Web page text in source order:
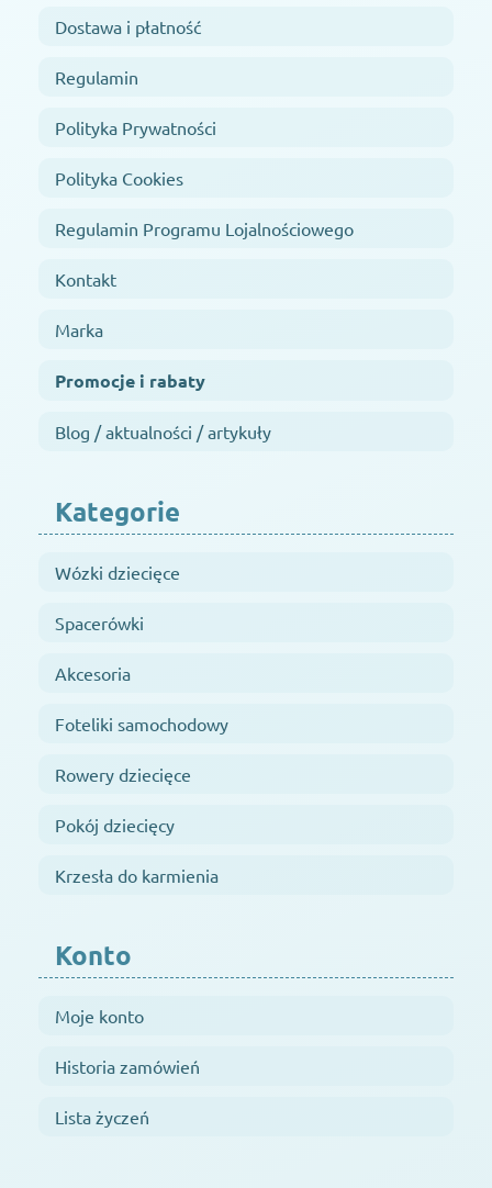
Dostawa i płatność
Regulamin
Polityka Prywatności
Polityka Cookies
Regulamin Programu Lojalnościowego
Kontakt
Marka
Promocje i rabaty
Blog / aktualności / artykuły
Kategorie
Wózki dziecięce
Spacerówki
Akcesoria
Foteliki samochodowy
Rowery dziecięce
Pokój dziecięcy
Krzesła do karmienia
Konto
Moje konto
Historia zamówień
Lista życzeń